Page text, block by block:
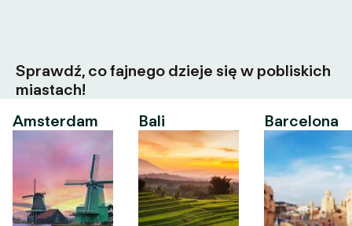
Sprawdź, co fajnego dzieje się w pobliskich
miastach!
Amsterdam
Bali Barcelona